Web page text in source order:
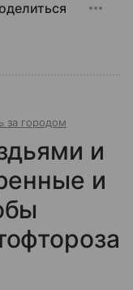
за городом
и
и